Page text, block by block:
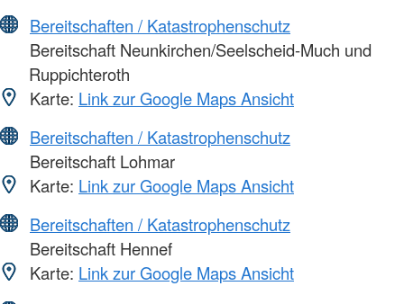
Bereitschaften / Katastrophenschutz
Bereitschaft Neunkirchen/Seelscheid-Much und
Ruppichteroth
Karte: Link zur Google Maps Ansicht
Bereitschaften / Katastrophenschutz
Bereitschaft Lohmar
Karte: Link zur Google Maps Ansicht
Bereitschaften / Katastrophenschutz
Bereitschaft Hennef
Karte: Link zur Google Maps Ansicht